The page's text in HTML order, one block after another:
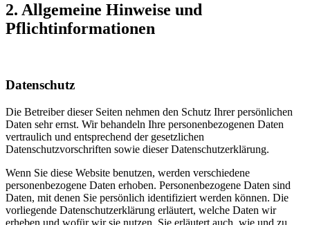
2. Allgemeine Hinweise und
Pflichtinformationen
Datenschutz
Die Betreiber dieser Seiten nehmen den Schutz Ihrer persönlichen
Daten sehr ernst. Wir behandeln Ihre personenbezogenen Daten
vertraulich und entsprechend der gesetzlichen
Datenschutzvorschriften sowie dieser Datenschutzerklärung.
Wenn Sie diese Website benutzen, werden verschiedene
personenbezogene Daten erhoben. Personenbezogene Daten sind
Daten, mit denen Sie persönlich identifiziert werden können. Die
vorliegende Datenschutzerklärung erläutert, welche Daten wir
erheben und wofür wir sie nutzen. Sie erläutert auch, wie und zu